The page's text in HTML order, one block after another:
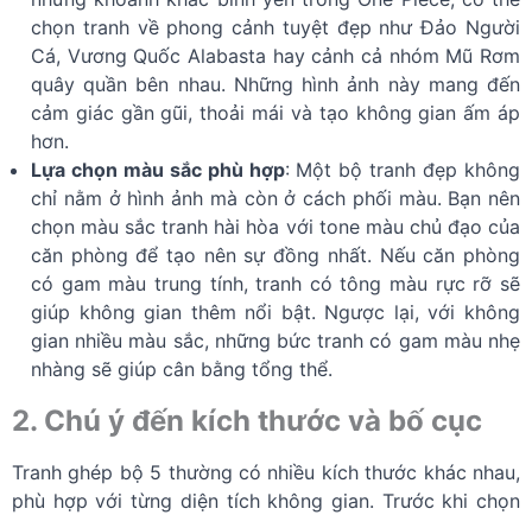
chọn tranh về phong cảnh tuyệt đẹp như Đảo Người
Cá, Vương Quốc Alabasta hay cảnh cả nhóm Mũ Rơm
quây quần bên nhau. Những hình ảnh này mang đến
cảm giác gần gũi, thoải mái và tạo không gian ấm áp
hơn.
Lựa chọn màu sắc phù hợp: Một bộ tranh đẹp không
chỉ nằm ở hình ảnh mà còn ở cách phối màu. Bạn nên
chọn màu sắc tranh hài hòa với tone màu chủ đạo của
căn phòng để tạo nên sự đồng nhất. Nếu căn phòng
có gam màu trung tính, tranh có tông màu rực rỡ sẽ
giúp không gian thêm nổi bật. Ngược lại, với không
gian nhiều màu sắc, những bức tranh có gam màu nhẹ
nhàng sẽ giúp cân bằng tổng thể.
2. Chú ý đến kích thước và bố cục
Tranh ghép bộ 5 thường có nhiều kích thước khác nhau,
phù hợp với từng diện tích không gian. Trước khi chọn